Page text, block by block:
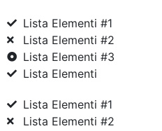
Lista Elementi #1
Lista Elementi #2
Lista Elementi #3
Lista Elementi
Lista Elementi #1
Lista Elementi #2